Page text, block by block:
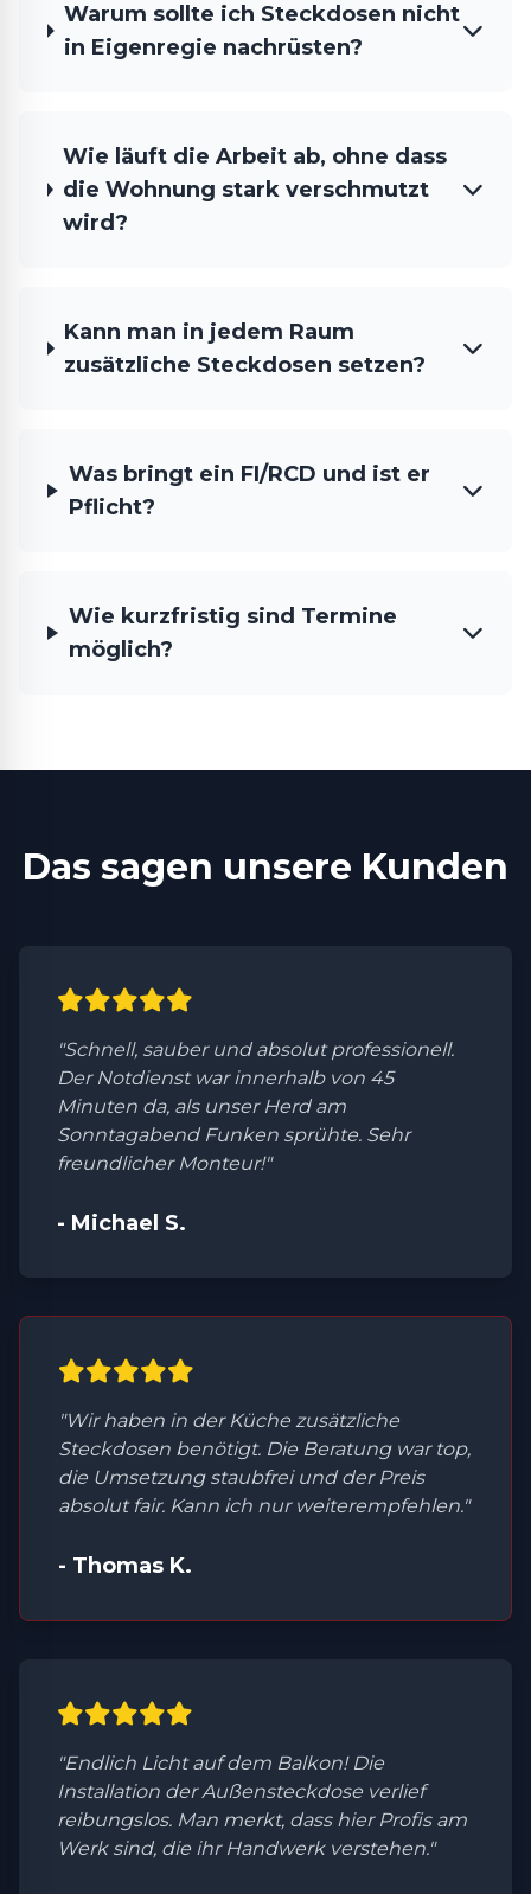
Warum sollte ich Steckdosen nicht
in Eigenregie nachrüsten?
Wie läuft die Arbeit ab, ohne dass
die Wohnung stark verschmutzt
wird?
Kann man in jedem Raum
zusätzliche Steckdosen setzen?
Was bringt ein FI/RCD und ist er
Pflicht?
Wie kurzfristig sind Termine
möglich?
Das sagen unsere Kunden
"Schnell, sauber und absolut professionell.
Der Notdienst war innerhalb von 45
Minuten da, als unser Herd am
Sonntagabend Funken sprühte. Sehr
freundlicher Monteur!"
- Michael S.
"Wir haben in der Küche zusätzliche
Steckdosen benötigt. Die Beratung war top,
die Umsetzung staubfrei und der Preis
absolut fair. Kann ich nur weiterempfehlen."
- Thomas K.
"Endlich Licht auf dem Balkon! Die
Installation der Außensteckdose verlief
reibungslos. Man merkt, dass hier Profis am
Werk sind, die ihr Handwerk verstehen."